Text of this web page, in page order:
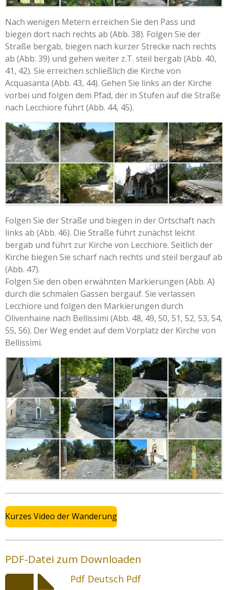
Nach wenigen Metern erreichen Sie den Pass und
biegen dort nach rechts ab (Abb. 38). Folgen Sie der
Straße bergab, biegen nach kurzer Strecke nach rechts
ab (Abb. 39) und gehen weiter z.T. steil bergab (Abb. 40,
41, 42). Sie erreichen schließlich die Kirche von
Acquasanta (Abb. 43, 44). Gehen Sie links an der Kirche
vorbei und folgen dem Pfad, der in Stufen auf die Straße
nach Lecchiore führt (Abb. 44, 45).
Folgen Sie der Straße und biegen in der Ortschaft nach
links ab (Abb. 46). Die Straße führt zunächst leicht
bergab und führt zur Kirche von Lecchiore. Seitlich der
Kirche biegen Sie scharf nach rechts und steil bergauf ab
(Abb. 47).
Folgen Sie den oben erwähnten Markierungen (Abb. A)
durch die schmalen Gassen bergauf. Sie verlassen
Lecchiore und folgen den Markierungen durch
Olivenhaine nach Bellissimi (Abb. 48, 49, 50, 51, 52, 53, 54,
55, 56). Der Weg endet auf dem Vorplatz der Kirche von
Bellissimi.
Kurzes Video der Wanderung
PDF-Datei zum Downloaden
Pdf Deutsch Pdf